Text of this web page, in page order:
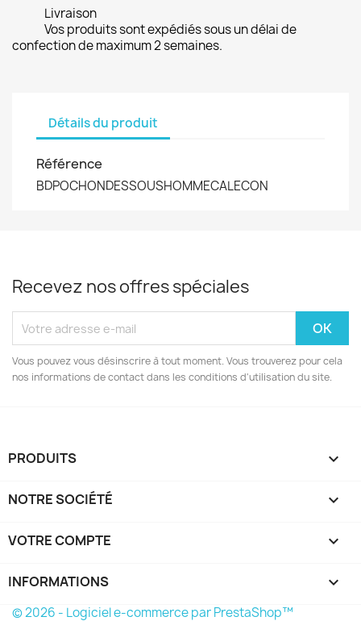
Livraison
Vos produits sont expédiés sous un délai de
confection de maximum 2 semaines.
Détails du produit
Référence
BDPOCHONDESSOUSHOMMECALECON
Recevez nos offres spéciales
Vous pouvez vous désinscrire à tout moment. Vous trouverez pour cela
nos informations de contact dans les conditions d'utilisation du site.
PRODUITS 
NOTRE SOCIÉTÉ 
VOTRE COMPTE 
INFORMATIONS keyboard_arrow_down
© 2026 - Logiciel e-commerce par PrestaShop™